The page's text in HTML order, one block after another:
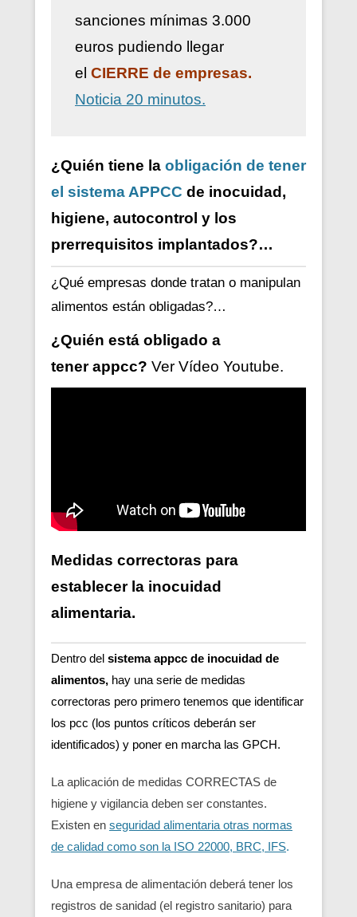
sanciones mínimas 3.000
euros pudiendo llegar
el CIERRE de empresas.
Noticia 20 minutos.
¿Quién tiene la obligación de tener
el sistema APPCC de inocuidad,
higiene, autocontrol y los
prerrequisitos implantados?…
¿Qué empresas donde tratan o manipulan
alimentos están obligadas?…
¿Quién está obligado a
tenerappcc? Ver Vídeo Youtube.
Medidas correctoras para
establecer la inocuidad
alimentaria.
Dentro del sistema appcc de inocuidad de
alimentos, hay una serie de medidas
correctoras pero primero tenemos que identificar
los pcc (los puntos críticos deberán ser
identificados) y poner en marcha las GPCH.
La aplicación de medidas CORRECTAS de
higiene y vigilancia deben ser constantes.
Existen en seguridad alimentaria otras normas
de calidad como son la ISO 22000, BRC, IFS.
Una empresa de alimentación deberá tener los
registros de sanidad (el registro sanitario) para